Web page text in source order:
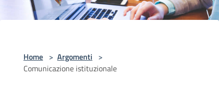
Home > Argomenti >
Comunicazione istituzionale